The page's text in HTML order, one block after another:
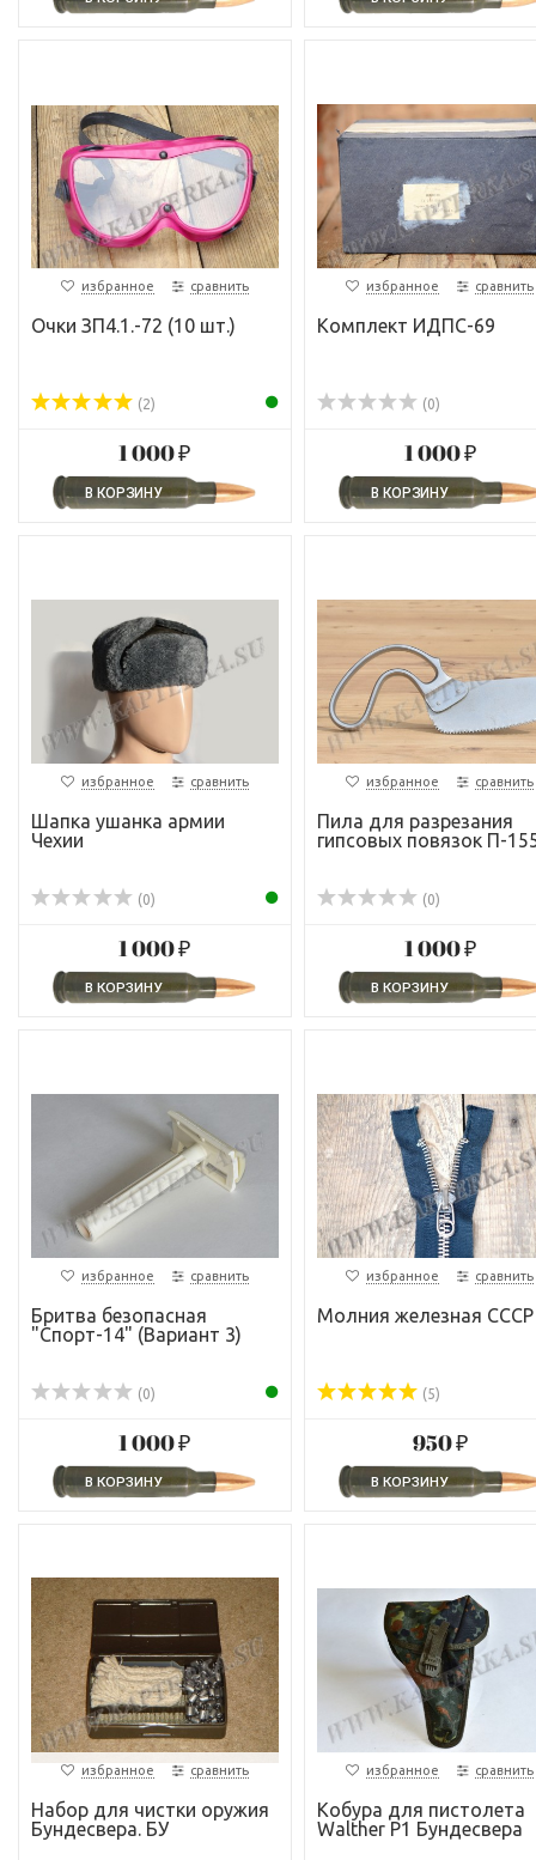
избранное сравнить
Очки ЗП4.1.-72 (10 шт.)
(2)
1 000 ₽
избранное сравнить
Комплект ИДПС-69
(0)
1 000 ₽
избранное сравнить
Шапка ушанка армии
Чехии
(0)
1 000 ₽
избранное сравнить
Пила для разрезания
гипсовых повязок П-
(0)
1 000 ₽
избранное сравнить
Бритва безопасная
"Спорт-14" (Вариант 3)
(0)
1 000 ₽
избранное сравнить
Молния железная СССР
(5)
950 ₽
избранное сравнить
Набор для чистки оружия
Бундесвера. БУ
избранное сравнить
Кобура для пистолета
Walther P1 Бундесвера